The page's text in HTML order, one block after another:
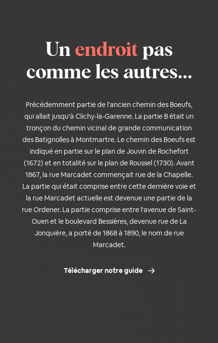
Un endroit pas
comme les autres...
Précédemment partie de l'ancien chemin des Boeufs,
qui allait jusqu'à Clichy-la-Garenne. La partie B était un
tronçon du chemin vicinal de grande communication
des Batignolles à Montmartre. Le chemin des Boeufs est
indiqué en partie sur le plan de Jouvin de Rochefort
(1672) et en totalité sur le plan de Roussel (1730). Avant
1867, la rue Marcadet commençait rue de la Chapelle.
La partie qui était comprise entre cette dernière voie et
la rue Marcadet actuelle est devenue une partie de la
rue Ordener. La partie comprise entre l'avenue de Saint-
Ouen et le boulevard Bessières, devenue rue de La
Jonquière, a porté de 1868 à 1890, le nom de rue
Marcadet.
Télécharger notre guide